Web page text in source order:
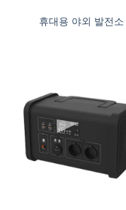
휴대용 야외 발전소